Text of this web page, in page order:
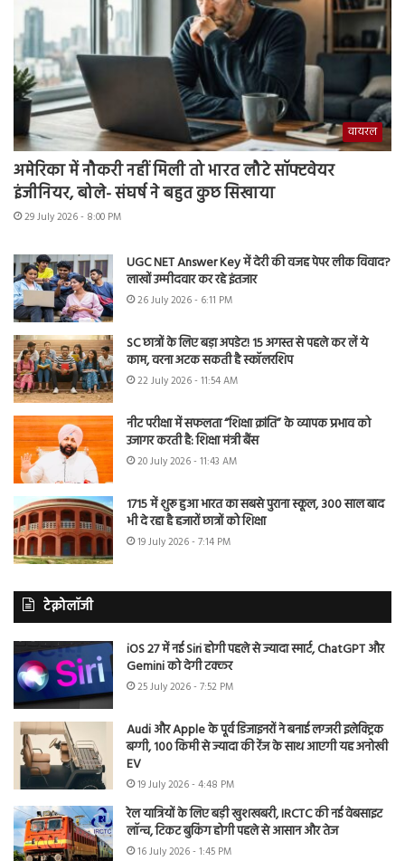
वायरल
अमेरिका में नौकरी नहीं मिली तो भारत लौटे सॉफ्टवेयर
इंजीनियर, बोले- संघर्ष ने बहुत कुछ सिखाया
29 July 2026 - 8:00 PM
UGC NET Answer Key में देरी की वजह पेपर लीक विवाद?
लाखों उम्मीदवार कर रहे इंतजार
26 July 2026 - 6:11 PM
SC छात्रों के लिए बड़ा अपडेट! 15 अगस्त से पहले कर लें ये
काम, वरना अटक सकती है स्कॉलरशिप
22 July 2026 - 11:54 AM
नीट परीक्षा में सफलता “शिक्षा क्रांति” के व्यापक प्रभाव को
उजागर करती है: शिक्षा मंत्री बैंस
20 July 2026 - 11:43 AM
1715 में शुरू हुआ भारत का सबसे पुराना स्कूल, 300 साल बाद
भी दे रहा है हजारों छात्रों को शिक्षा
19 July 2026 - 7:14 PM
टेक्नोलॉजी
iOS 27 में नई Siri होगी पहले से ज्यादा स्मार्ट, ChatGPT और
Gemini को देगी टक्कर
25 July 2026 - 7:52 PM
Audi और Apple के पूर्व डिजाइनरों ने बनाई लग्जरी इलेक्ट्रिक
बग्गी, 100 किमी से ज्यादा की रेंज के साथ आएगी यह अनोखी
EV
19 July 2026 - 4:48 PM
रेल यात्रियों के लिए बड़ी खुशखबरी, IRCTC की नई वेबसाइट
लॉन्च, टिकट बुकिंग होगी पहले से आसान और तेज
16 July 2026 - 1:45 PM